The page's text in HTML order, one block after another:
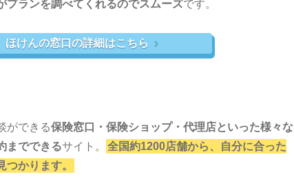
プランを調べてくれるのでスムーズです。
ほけんの窓口の詳細はこちら 
ができる保険窓口・保険ショップ・代理店といった様々な
までできるサイト。
全国約1200店舗から、自分に合った
かります。